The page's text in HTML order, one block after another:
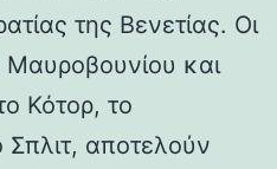
της Βενετίας. Οι
Μαυροβουνίου και
Κότορ, το
Σπλιτ, αποτελούν